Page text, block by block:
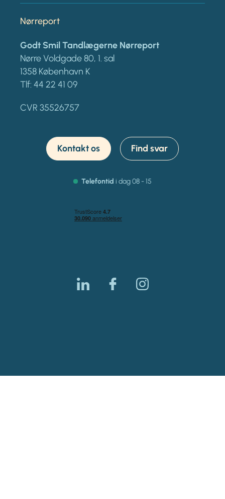
Nørreport
Godt Smil Tandlægerne Nørreport
Nørre Voldgade 80, 1. sal
1358 København K
Tlf: 44 22 41 09
CVR 35526757
Kontakt os Find svar
Telefontid i dag 08 - 15